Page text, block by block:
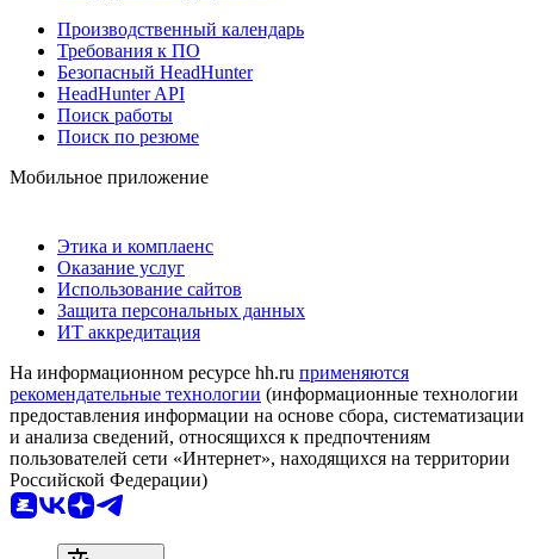
Производственный календарь
Требования к ПО
Безопасный HeadHunter
HeadHunter API
Поиск работы
Поиск по резюме
Мобильное приложение
Этика и комплаенс
Оказание услуг
Использование сайтов
Защита персональных данных
ИТ аккредитация
На информационном ресурсе hh.ru применяются
рекомендательные технологии (информационные технологии
предоставления информации на основе сбора, систематизации
и анализа сведений, относящихся к предпочтениям
пользователей сети «Интернет», находящихся на территории
Российской Федерации)